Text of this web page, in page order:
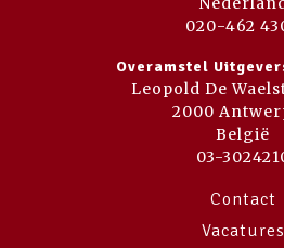
020-462
Overamstel
Leopold De
2000
België
03-
Contact
Vacatures